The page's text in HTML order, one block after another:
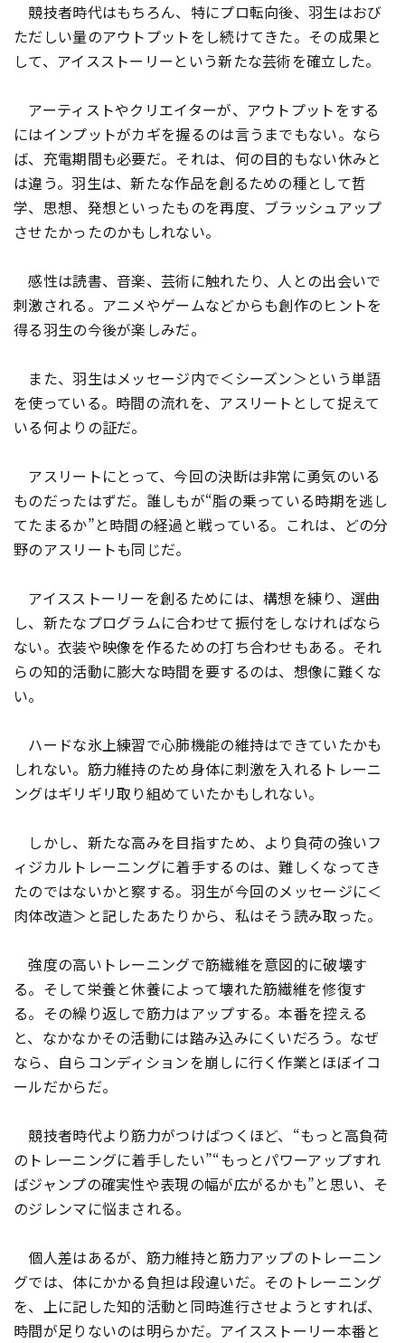
競技者時代はもちろん、特にプロ転向後、羽生はおび
ただしい量のアウトプットをし続けてきた。その成果と
して、アイスストーリーという新たな芸術を確立した。
アーティストやクリエイターが、アウトプットをする
にはインプットがカギを握るのは言うまでもない。なら
ば、充電期間も必要だ。それは、何の目的もない休みと
は違う。羽生は、新たな作品を創るための種として哲
学、思想、発想といったものを再度、ブラッシュアップ
させたかったのかもしれない。
感性は読書、音楽、芸術に触れたり、人との出会いで
刺激される。アニメやゲームなどからも創作のヒントを
得る羽生の今後が楽しみだ。
また、羽生はメッセージ内で＜シーズン＞という単語
を使っている。時間の流れを、アスリートとして捉えて
いる何よりの証だ。
アスリートにとって、今回の決断は非常に勇気のいる
ものだったはずだ。誰しもが“脂の乗っている時期を逃し
てたまるか”と時間の経過と戦っている。これは、どの分
野のアスリートも同じだ。
アイスストーリーを創るためには、構想を練り、選曲
し、新たなプログラムに合わせて振付をしなければなら
ない。衣装や映像を作るための打ち合わせもある。それ
らの知的活動に膨大な時間を要するのは、想像に難くな
い。
ハードな氷上練習で心肺機能の維持はできていたかも
しれない。筋力維持のため身体に刺激を入れるトレーニ
ングはギリギリ取り組めていたかもしれない。
しかし、新たな高みを目指すため、より負荷の強いフ
ィジカルトレーニングに着手するのは、難しくなってき
たのではないかと察する。羽生が今回のメッセージに＜
肉体改造＞と記したあたりから、私はそう読み取った。
強度の高いトレーニングで筋繊維を意図的に破壊す
る。そして栄養と休養によって壊れた筋繊維を修復す
る。その繰り返しで筋力はアップする。本番を控える
と、なかなかその活動には踏み込みにくいだろう。なぜ
なら、自らコンディションを崩しに行く作業とほぼイコ
ールだからだ。
競技者時代より筋力がつけばつくほど、“もっと高負荷
のトレーニングに着手したい”“もっとパワーアップすれ
ばジャンプの確実性や表現の幅が広がるかも”と思い、そ
のジレンマに悩まされる。
個人差はあるが、筋力維持と筋力アップのトレーニン
グでは、体にかかる負担は段違いだ。そのトレーニング
を、上に記した知的活動と同時進行させようとすれば、
時間が足りないのは明らかだ。アイスストーリー本番と